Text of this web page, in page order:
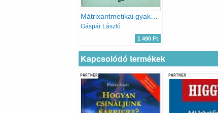
Gáspár László
1 490 Ft
Kapcsolódó termékek
PARTNER PARTNER